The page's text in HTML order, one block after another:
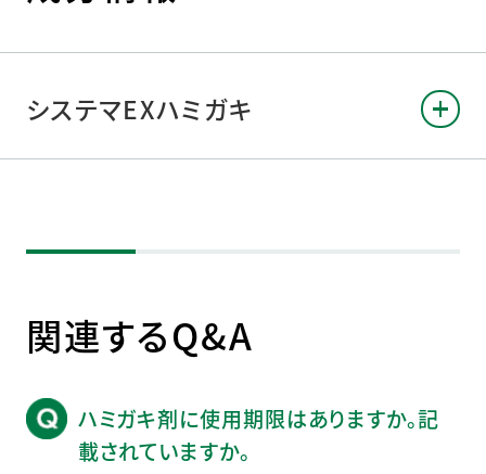
システマEXハミガキ
関連するQ&A
ハミガキ剤に使用期限はありますか。記
載されていますか。